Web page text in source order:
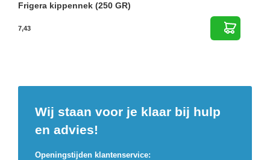
Frigera kippennek (250 GR)
7,43
Wij staan voor je klaar bij hulp
en advies!
Openingstijden klantenservice: